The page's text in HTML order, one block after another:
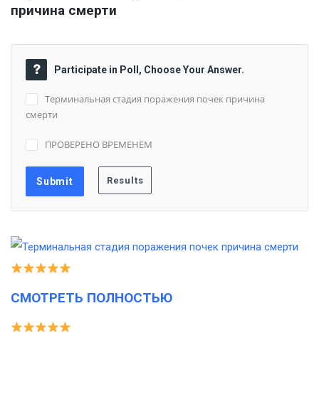
причина смерти
Participate in Poll, Choose Your Answer.
Терминальная стадия поражения почек причина
смерти
ПРОВЕРЕНО ВРЕМЕНЕМ
СМОТРЕТЬ ПОЛНОСТЬЮ